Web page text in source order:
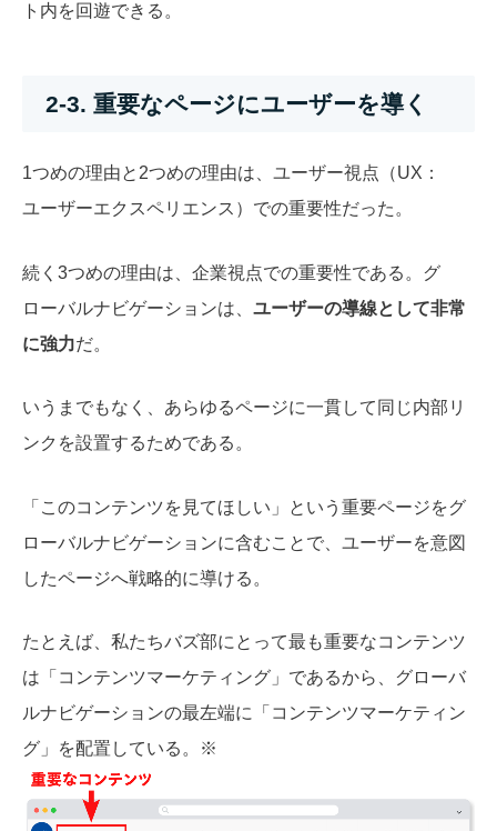
ト内を回遊できる。
2-3. 重要なページにユーザーを導く
1つめの理由と2つめの理由は、ユーザー視点（UX：
ユーザーエクスペリエンス）での重要性だった。
続く3つめの理由は、企業視点での重要性である。グ
ローバルナビゲーションは、 ユーザーの導線として非常
に強力だ。
いうまでもなく、あらゆるページに一貫して同じ内部リ
ンクを設置するためである。
「このコンテンツを見てほしい」という重要ページをグ
ローバルナビゲーションに含むことで、ユーザーを意図
したページへ戦略的に導ける。
たとえば、私たちバズ部にとって最も重要なコンテンツ
は「コンテンツマーケティング」であるから、グローバ
ルナビゲーションの最左端に「コンテンツマーケティン
グ」を配置している。※